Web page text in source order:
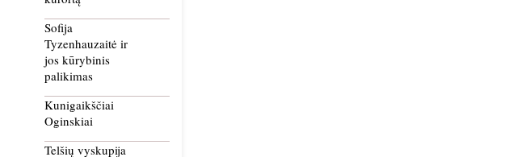
Sofija
Tyzenhauzaitė ir
jos kūrybinis
palikimas
Kunigaikščiai
Oginskiai
Telšių vyskupija